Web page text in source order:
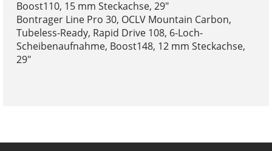
Boost110, 15 mm Steckachse, 29"
Bontrager Line Pro 30, OCLV Mountain Carbon,
Tubeless-Ready, Rapid Drive 108, 6-Loch-
Scheibenaufnahme, Boost148, 12 mm Steckachse,
29"